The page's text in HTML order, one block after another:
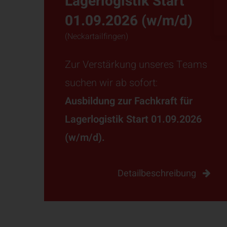
01.09.2026 (w/m/d)
(Neckartailfingen)
Zur Verstärkung unseres Teams
suchen wir ab sofort:
Ausbildung zur Fachkraft für
Lagerlogistik Start 01.09.2026
(w/m/d).
Detailbeschreibung